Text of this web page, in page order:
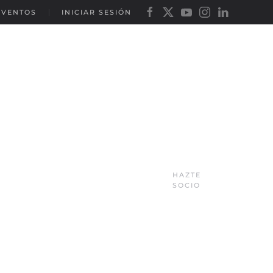
INICIAR SESIÓN
HAZTE
SOCIO